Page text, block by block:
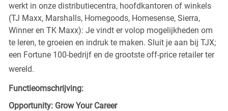
werkt in onze distributiecentra, hoofdkantoren of winkels
(TJ Maxx, Marshalls, Homegoods, Homesense, Sierra,
Winner en TK Maxx): Je vindt er volop mogelijkheden om
te leren, te groeien en indruk te maken. Sluit je aan bij TJX;
een Fortune 100-bedrijf en de grootste off-price retailer ter
wereld.
Functieomschrijving:
Opportunity: Grow Your Career